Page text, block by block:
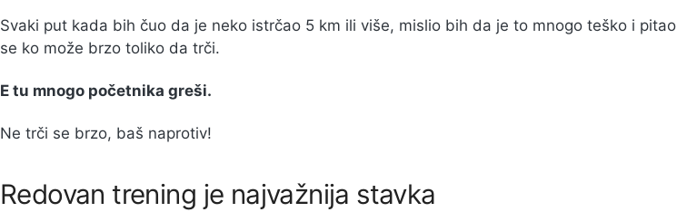
Svaki put kada bih čuo da je neko istrčao 5 km ili više, mislio bih da je to mnogo teško i pitao
se ko može brzo toliko da trči.
E tu mnogo početnika greši.
Ne trči se brzo, baš naprotiv!
Redovan trening je najvažnija stavka